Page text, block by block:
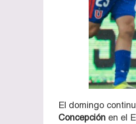
El domingo
Concepción en el